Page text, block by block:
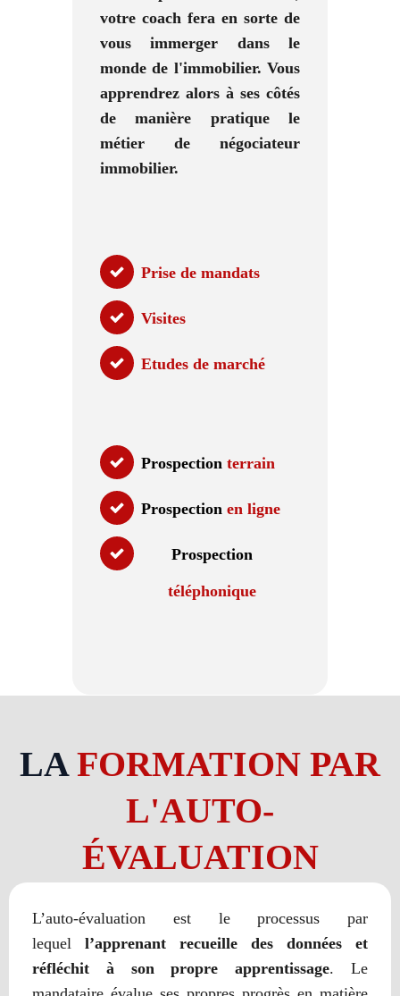
votre coach fera en sorte de
vous immerger dans le
monde de l'immobilier. Vous
apprendrez alors à ses côtés
de manière pratique le
métier de négociateur
immobilier.
Prise de mandats
Visites
Etudes de marché
Prospection terrain
Prospection en ligne
Prospection
téléphonique
LAFORMATION PAR
L'AUTO-
ÉVALUATION
L’auto-évaluation est le processus par
lequel l’apprenant recueille des données et
réfléchit à son propre apprentissage. Le